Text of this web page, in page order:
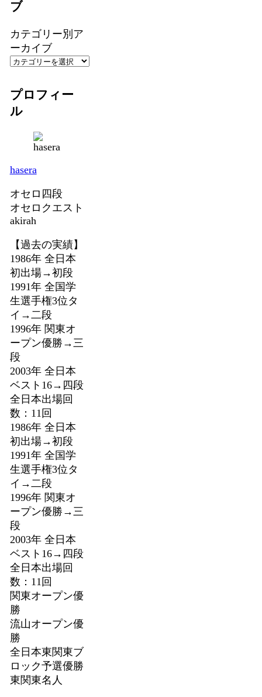
ブ
カテゴリー別ア
ーカイブ
プロフィー
ル
hasera
オセロ四段
オセロクエスト
akirah
【過去の実績】
1986年 全日本
初出場→初段
1991年 全国学
生選手権3位タ
イ→二段
1996年 関東オ
ープン優勝→三
段
2003年 全日本
ベスト16→四段
全日本出場回
数：11回
1986年 全日本
初出場→初段
1991年 全国学
生選手権3位タ
イ→二段
1996年 関東オ
ープン優勝→三
段
2003年 全日本
ベスト16→四段
全日本出場回
数：11回
関東オープン優
勝
流山オープン優
勝
全日本東関東ブ
ロック予選優勝
東関東名人